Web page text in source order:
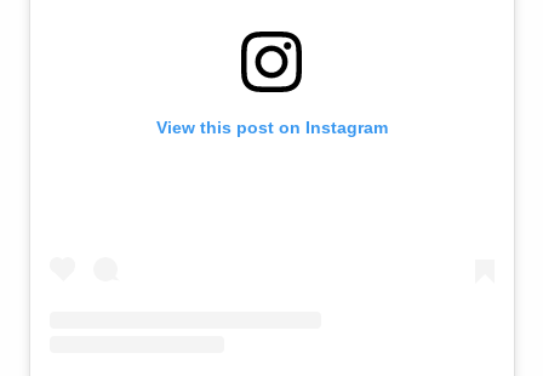
View this post on Instagram